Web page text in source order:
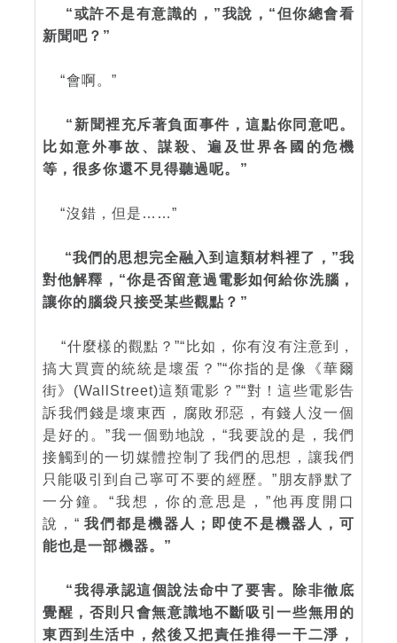
“或許不是有意識的，”我說，“但你總會看
新聞吧？”
“會啊。”
“新聞裡充斥著負面事件，這點你同意吧。
比如意外事故、謀殺、遍及世界各國的危機
等，很多你還不見得聽過呢。”
“沒錯，但是……”
“我們的思想完全融入到這類材料裡了，”我
對他解釋，“你是否留意過電影如何給你洗腦，
讓你的腦袋只接受某些觀點？”
“什麼樣的觀點？”“比如，你有沒有注意到，
搞大買賣的統統是壞蛋？”“你指的是像《華爾
街》(WallStreet)這類電影？”“對！這些電影告
訴我們錢是壞東西，腐敗邪惡，有錢人沒一個
是好的。”我一個勁地說，“我要說的是，我們
接觸到的一切媒體控制了我們的思想，讓我們
只能吸引到自己寧可不要的經歷。”朋友靜默了
一分鐘。“我想，你的意思是，”他再度開口
說，“ 我們都是機器人；即使不是機器人，可
能也是一部機器。”
“我得承認這個說法命中了要害。除非徹底
覺醒，否則只會無意識地不斷吸引一些無用的
東西到生活中，然後又把責任推得一干二淨，